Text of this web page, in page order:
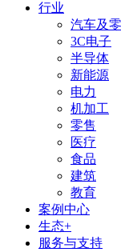
行业
汽车及
3C电子
半导体
新能源
电力
机加工
零售
医疗
食品
建筑
教育
案例中心
生态+
服务与支持